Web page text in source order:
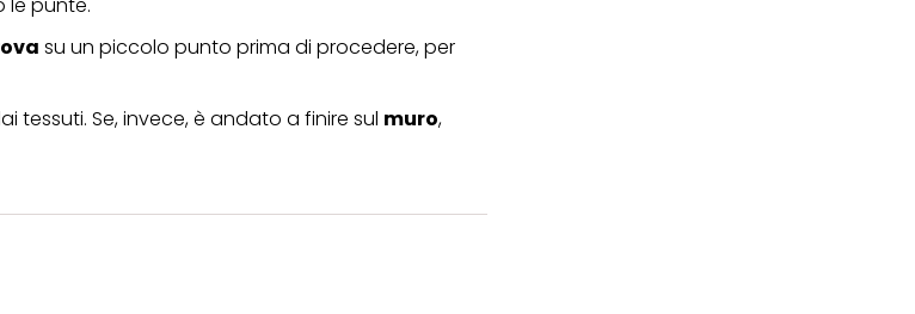
su un piccolo punto prima di procedere, per
tessuti. Se, invece, è andato a finire sul muro,